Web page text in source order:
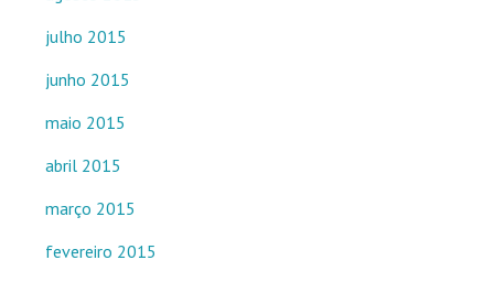
julho 2015
junho 2015
maio 2015
abril 2015
março 2015
fevereiro 2015